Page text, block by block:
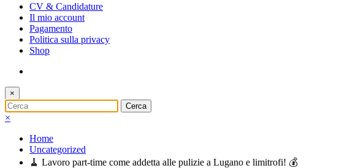
CV & Candidature
Il mio account
Pagamento
Politica sulla privacy
Shop
×
×
Home
Uncategorized
🧹 Lavoro part-time come addetta alle pulizie a Lugano e limitrofi! 💰